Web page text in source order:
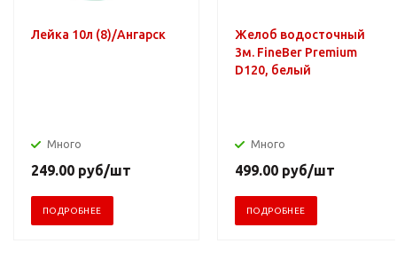
Лейка 10л (8)/Ангарск
Много
249.00 руб/шт
ПОДРОБНЕЕ
Желоб водосточный
3м. FineBer Premium
D120, белый
Много
499.00 руб/шт
ПОДРОБНЕЕ